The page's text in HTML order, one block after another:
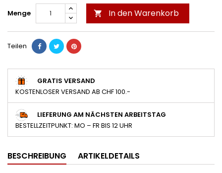
Menge  In den Warenkorb
Teilen
GRATIS VERSAND
KOSTENLOSER VERSAND AB CHF 100.-
LIEFERUNG AM NÄCHSTEN ARBEITSTAG
BESTELLZEITPUNKT: MO – FR BIS 12 UHR
BESCHREIBUNG ARTIKELDETAILS